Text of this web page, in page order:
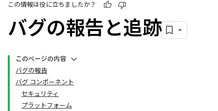
この情報は役に立ちましたか？
バグの報告と追跡
このページの内容
バグの報告
バグ コンポーネント
セキュリティ
プラットフォーム